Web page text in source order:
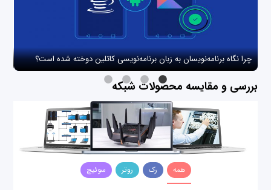
چرا نگاه برنامه‌نویسان به زبان برنامه‌نویسی کاتلین دوخته شده است؟
بررسی و مقایسه محصولات شبکه
همه رک روتر سوئیچ